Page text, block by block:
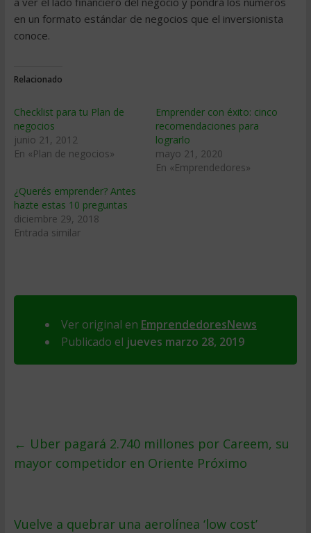
en un formato estándar de negocios que el inversionista
conoce.
Relacionado
Checklist para tu Plan de
negocios
junio 21, 2012
En «Plan de negocios»
Emprender con éxito: cinco
recomendaciones para
lograrlo
mayo 21, 2020
En «Emprendedores»
¿Querés emprender? Antes
hazte estas 10 preguntas
diciembre 29, 2018
Entrada similar
Ver original en EmprendedoresNews
Publicado el jueves marzo 28, 2019
← Uber pagará 2.740 millones por Careem, su
mayor competidor en Oriente Próximo
Vuelve a quebrar una aerolínea ‘low cost’